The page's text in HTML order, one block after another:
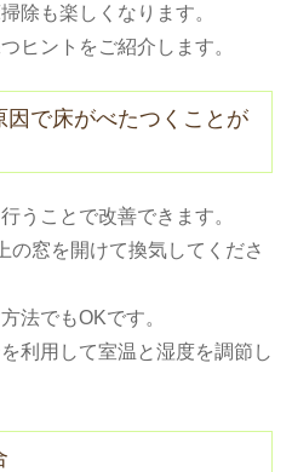
除も楽しくなります。
ヒントをご紹介します。
で床がべたつくことが
うことで改善できます。
の窓を開けて換気してくださ
法でもOKです。
利用して室温と湿度を調節し